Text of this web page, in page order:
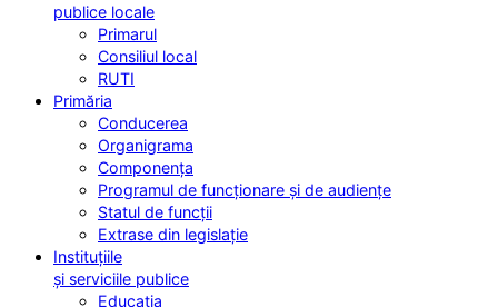
publice locale
Primarul
Consiliul local
RUTI
Primăria
Conducerea
Organigrama
Componența
Programul de funcționare și de audiențe
Statul de funcții
Extrase din legislație
Instituțiile
și serviciile publice
Educația